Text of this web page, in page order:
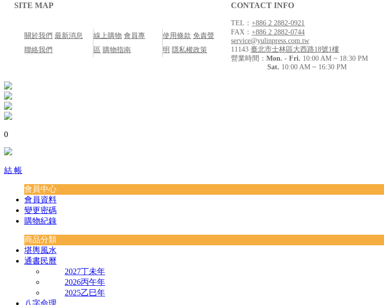
SITE MAP
關於我們 最新消息
聯絡我們
線上購物 會員專
區 購物指南
使用條款 免責聲
明 隱私權政策
CONTACT INFO
TEL：+886 2 2882-0921
FAX：+886 2 2882-0744
service@yulinpress.com.tw
11143臺北市士林區大西路18號1樓
營業時間：Mon. - Fri. 10:00 AM ~ 18:30 PM
Sat. 10:00 AM ~ 16:30 PM
0
結 帳
會員中心
會員資料
變更密碼
購物紀錄
商品分類
堪輿風水
通書民曆
2027丁未年
2026丙午年
2025乙巳年